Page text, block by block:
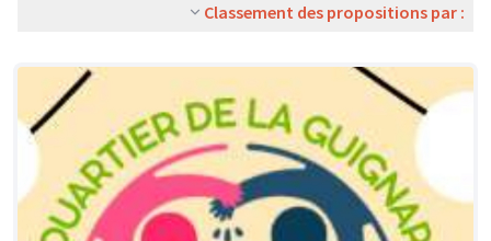
Classement des propositions par :